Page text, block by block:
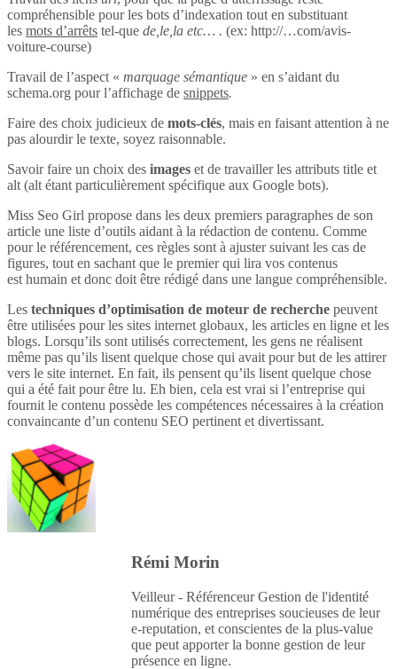
compréhensible pour les bots d’indexation tout en substituant
les mots d’arrêts tel-que de,le,la etc… . (ex: http://…com/avis-
voiture-course)
Travail de l’aspect « marquage sémantique » en s’aidant du
schema.org pour l’affichage de snippets.
Faire des choix judicieux de mots-clés, mais en faisant attention à ne
pas alourdir le texte, soyez raisonnable.
Savoir faire un choix des images et de travailler les attributs title et
alt (alt étant particulièrement spécifique aux Google bots).
Miss Seo Girl propose dans les deux premiers paragraphes de son
article une liste d’outils aidant à la rédaction de contenu. Comme
pour le référencement, ces règles sont à ajuster suivant les cas de
figures, tout en sachant que le premier qui lira vos contenus
est humain et donc doit être rédigé dans une langue compréhensible.
Les techniques d’optimisation de moteur de recherche peuvent
être utilisées pour les sites internet globaux, les articles en ligne et les
blogs. Lorsqu’ils sont utilisés correctement, les gens ne réalisent
même pas qu’ils lisent quelque chose qui avait pour but de les attirer
vers le site internet. En fait, ils pensent qu’ils lisent quelque chose
qui a été fait pour être lu. Eh bien, cela est vrai si l’entreprise qui
fournit le contenu possède les compétences nécessaires à la création
convaincante d’un contenu SEO pertinent et divertissant.
Rémi Morin
Veilleur - Référenceur Gestion de l'identité
numérique des entreprises soucieuses de leur
e-reputation, et conscientes de la plus-value
que peut apporter la bonne gestion de leur
présence en ligne.